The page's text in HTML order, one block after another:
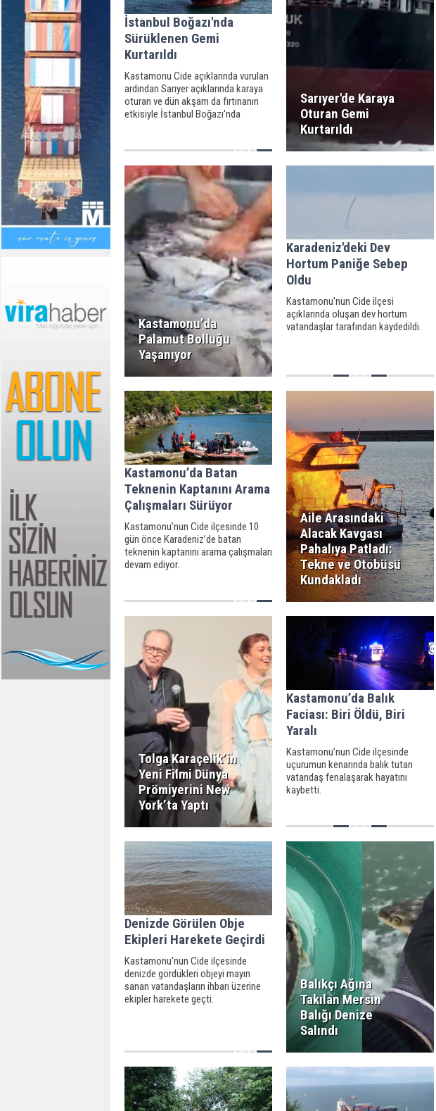
İstanbul Boğazı'nda
Sürüklenen Gemi
Kurtarıldı
Kastamonu Cide açıklarında vurulan
ardından Sarıyer açıklarında karaya
oturan ve dün akşam da fırtınanın
etkisiyle İstanbul Boğazı'nda
Sarıyer'de Karaya
Oturan Gemi
Kurtarıldı
Kastamonu’da
Palamut Bolluğu
Yaşanıyor
Karadeniz'deki Dev
Hortum Paniğe Sebep
Oldu
Kastamonu'nun Cide ilçesi
açıklarında oluşan dev hortum
vatandaşlar tarafından kaydedildi.
Kastamonu’da Batan
Teknenin Kaptanını Arama
Çalışmaları Sürüyor
Kastamonu’nun Cide ilçesinde 10
gün önce Karadeniz’de batan
teknenin kaptanını arama çalışmaları
devam ediyor.
Aile Arasındaki
Alacak Kavgası
Pahalıya Patladı:
Tekne ve Otobüsü
Kundakladı
Tolga Karaçelik’in
Yeni Filmi Dünya
Prömiyerini New
York’ta Yaptı
Kastamonu’da Balık
Faciası: Biri Öldü, Biri
Yaralı
Kastamonu’nun Cide ilçesinde
uçurumun kenarında balık tutan
vatandaş fenalaşarak hayatını
kaybetti.
Denizde Görülen Obje
Ekipleri Harekete Geçirdi
Kastamonu'nun Cide ilçesinde
denizde gördükleri objeyi mayın
sanan vatandaşların ihbarı üzerine
ekipler harekete geçti.
Balıkçı Ağına
Takılan Mersin
Balığı Denize
Salındı